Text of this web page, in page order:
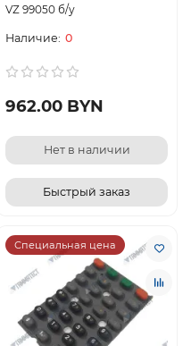
VZ 99050 б/у
0
962.00 BYN
Нет в наличии
Быстрый заказ
Специальная цена